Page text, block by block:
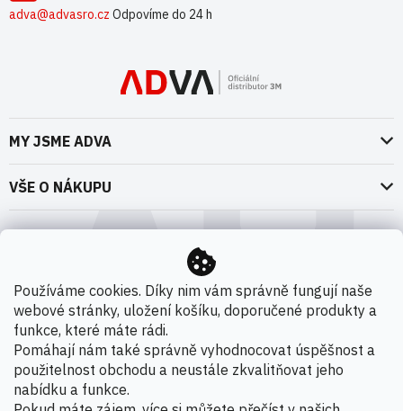
Používáme cookies. Díky nim vám správně fungují naše
webové stránky, uložení košíku, doporučené produkty a
funkce, které máte rádi.
Pomáhají nám také správně vyhodnocovat úspěšnost a
použitelnost obchodu a neustále zkvalitňovat jeho
nabídku a funkce.
adva@advasro.cz Odpovíme do 24 h
MY JSME ADVA
O nás
Naše dokumenty
Kontakty
Novinky
VŠE O NÁKUPU
Doprava a platba
VOP pro spotřebitele - fyzické osoby
VOP pro nakupující podnikatele
VOP Letectví / GT&C Aerospace
Zpracování osobních údajů
Kamenná prodejna
Možnosti platby
Copyright 2026